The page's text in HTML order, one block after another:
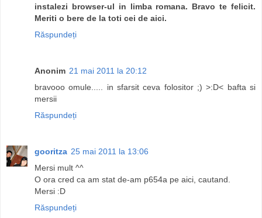
instalezi browser-ul in limba romana. Bravo te felicit.
Meriti o bere de la toti cei de aici.
Răspundeți
Anonim 21 mai 2011 la 20:12
bravooo omule..... in sfarsit ceva folositor ;) >:D< bafta si
mersii
Răspundeți
gooritza 25 mai 2011 la 13:06
Mersi mult ^^
O ora cred ca am stat de-am p654a pe aici, cautand.
Mersi :D
Răspundeți